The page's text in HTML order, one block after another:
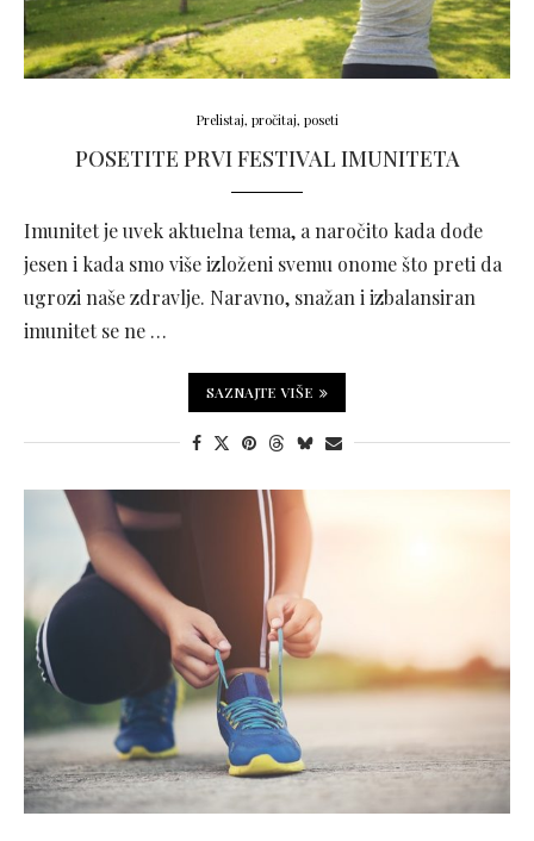
Prelistaj, pročitaj, poseti
POSETITE PRVI FESTIVAL IMUNITETA
Imunitet je uvek aktuelna tema, a naročito kada dođe
jesen i kada smo više izloženi svemu onome što preti da
ugrozi naše zdravlje. Naravno, snažan i izbalansiran
imunitet se ne …
SAZNAJTE VIŠE